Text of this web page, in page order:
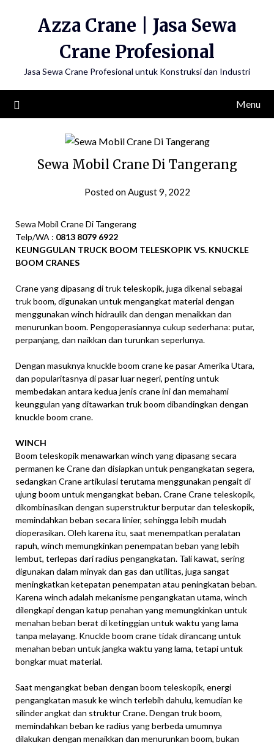
Azza Crane | Jasa Sewa
Crane Profesional
Jasa Sewa Crane Profesional untuk Konstruksi dan Industri
Menu
Sewa Mobil Crane Di Tangerang
Posted on August 9, 2022
Sewa Mobil Crane Di Tangerang
Telp/WA : 0813 8079 6922
KEUNGGULAN TRUCK BOOM TELESKOPIK VS. KNUCKLE
BOOM CRANES
Crane yang dipasang di truk teleskopik, juga dikenal sebagai
truk boom, digunakan untuk mengangkat material dengan
menggunakan winch hidraulik dan dengan menaikkan dan
menurunkan boom. Pengoperasiannya cukup sederhana: putar,
perpanjang, dan naikkan dan turunkan seperlunya.
Dengan masuknya knuckle boom crane ke pasar Amerika Utara,
dan popularitasnya di pasar luar negeri, penting untuk
membedakan antara kedua jenis crane ini dan memahami
keunggulan yang ditawarkan truk boom dibandingkan dengan
knuckle boom crane.
WINCH
Boom teleskopik menawarkan winch yang dipasang secara
permanen ke Crane dan disiapkan untuk pengangkatan segera,
sedangkan Crane artikulasi terutama menggunakan pengait di
ujung boom untuk mengangkat beban. Crane Crane teleskopik,
dikombinasikan dengan superstruktur berputar dan teleskopik,
memindahkan beban secara linier, sehingga lebih mudah
dioperasikan. Oleh karena itu, saat menempatkan peralatan
rapuh, winch memungkinkan penempatan beban yang lebih
lembut, terlepas dari radius pengangkatan. Tali kawat, sering
digunakan dalam minyak dan gas dan utilitas, juga sangat
meningkatkan ketepatan penempatan atau peningkatan beban.
Karena winch adalah mekanisme pengangkatan utama, winch
dilengkapi dengan katup penahan yang memungkinkan untuk
menahan beban berat di ketinggian untuk waktu yang lama
tanpa melayang. Knuckle boom crane tidak dirancang untuk
menahan beban untuk jangka waktu yang lama, tetapi untuk
bongkar muat material.
Saat mengangkat beban dengan boom teleskopik, energi
pengangkatan masuk ke winch terlebih dahulu, kemudian ke
silinder angkat dan struktur Crane. Dengan truk boom,
memindahkan beban ke radius yang berbeda umumnya
dilakukan dengan menaikkan dan menurunkan boom, bukan